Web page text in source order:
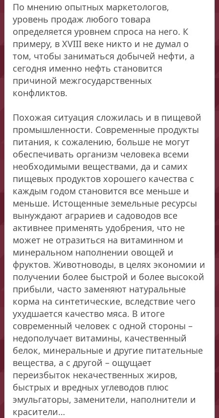
По мнению опытных маркетологов,
уровень продаж любого товара
определяется уровнем спроса на него. К
примеру, в XVIII веке никто и не думал о
том, чтобы заниматься добычей нефти, а
сегодня именно нефть становится
причиной межгосударственных
конфликтов.
Похожая ситуация сложилась и в пищевой
промышленности. Современные продукты
питания, к сожалению, больше не могут
обеспечивать организм человека всеми
необходимыми веществами, да и самих
пищевых продуктов хорошего качества с
каждым годом становится все меньше и
меньше. Истощенные земельные ресурсы
вынуждают аграриев и садоводов все
активнее применять удобрения, что не
может не отразиться на витаминном и
минеральном наполнении овощей и
фруктов. Животноводы, в целях экономии и
получении более быстрой и более высокой
прибыли, часто заменяют натуральные
корма на синтетические, вследствие чего
ухудшается качество мяса. В итоге
современный человек с одной стороны –
недополучает витамины, качественный
белок, минеральные и другие питательные
вещества, а с другой – ощущает
переизбыток некачественных жиров,
быстрых и вредных углеводов плюс
эмульгаторы, заменители, наполнители и
красители…